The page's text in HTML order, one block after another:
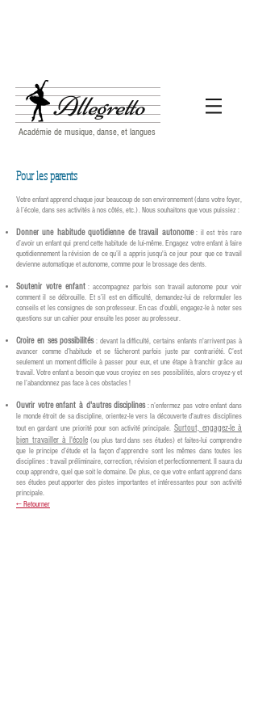
Allegretto
Académie de musique, danse, et langues
Pour les parents
Votre enfant apprend chaque jour beaucoup de son environnement (dans votre foyer,
à l’école, dans ses activités à nos côtés, etc.). Nous souhaitons que vous puissiez :
Donner une habitude quotidienne de travail autonome: il est très rare
d’avoir un enfant qui prend cette habitude de lui-même. Engagez votre enfant à faire
quotidiennement la révision de ce qu’il a appris jusqu'à ce jour pour que ce travail
devienne automatique et autonome, comme pour le brossage des dents.
Soutenir votre enfant: accompagnez parfois son travail autonome pour voir
comment il se débrouille. Et s’il est en difficulté, demandez-lui de reformuler les
conseils et les consignes de son professeur. En cas d'oubli, engagez-le à noter ses
questions sur un cahier pour ensuite les poser au professeur.
Croire en ses possibilités: devant la difficulté, certains enfants n'arrivent pas à
avancer comme d’habitude et se fâcheront parfois juste par contrariété. C’est
seulement un moment difficile à passer pour eux, et une étape à franchir grâce au
travail. Votre enfant a besoin que vous croyiez en ses possibilités, alors croyez-y et
ne l’abandonnez pas face à ces obstacles !
Ouvrir votre enfant à d'autres disciplines: n’enfermez pas votre enfant dans
le monde étroit de sa discipline, orientez-le vers la découverte d'autres disciplines
tout en gardant une priorité pour son activité principale. Surtout, engagez-le à
bien travailler à l'école(ou plus tard dans ses études) et faites-lui comprendre
que le principe d’étude et la façon d'apprendre sont les mêmes dans toutes les
disciplines : travail préliminaire, correction, révision et perfectionnement. Il saura du
coup apprendre, quel que soit le domaine. De plus, ce que votre enfant apprend dans
ses études peut apporter des pistes importantes et intéressantes pour son activité
principale.
← Retourner